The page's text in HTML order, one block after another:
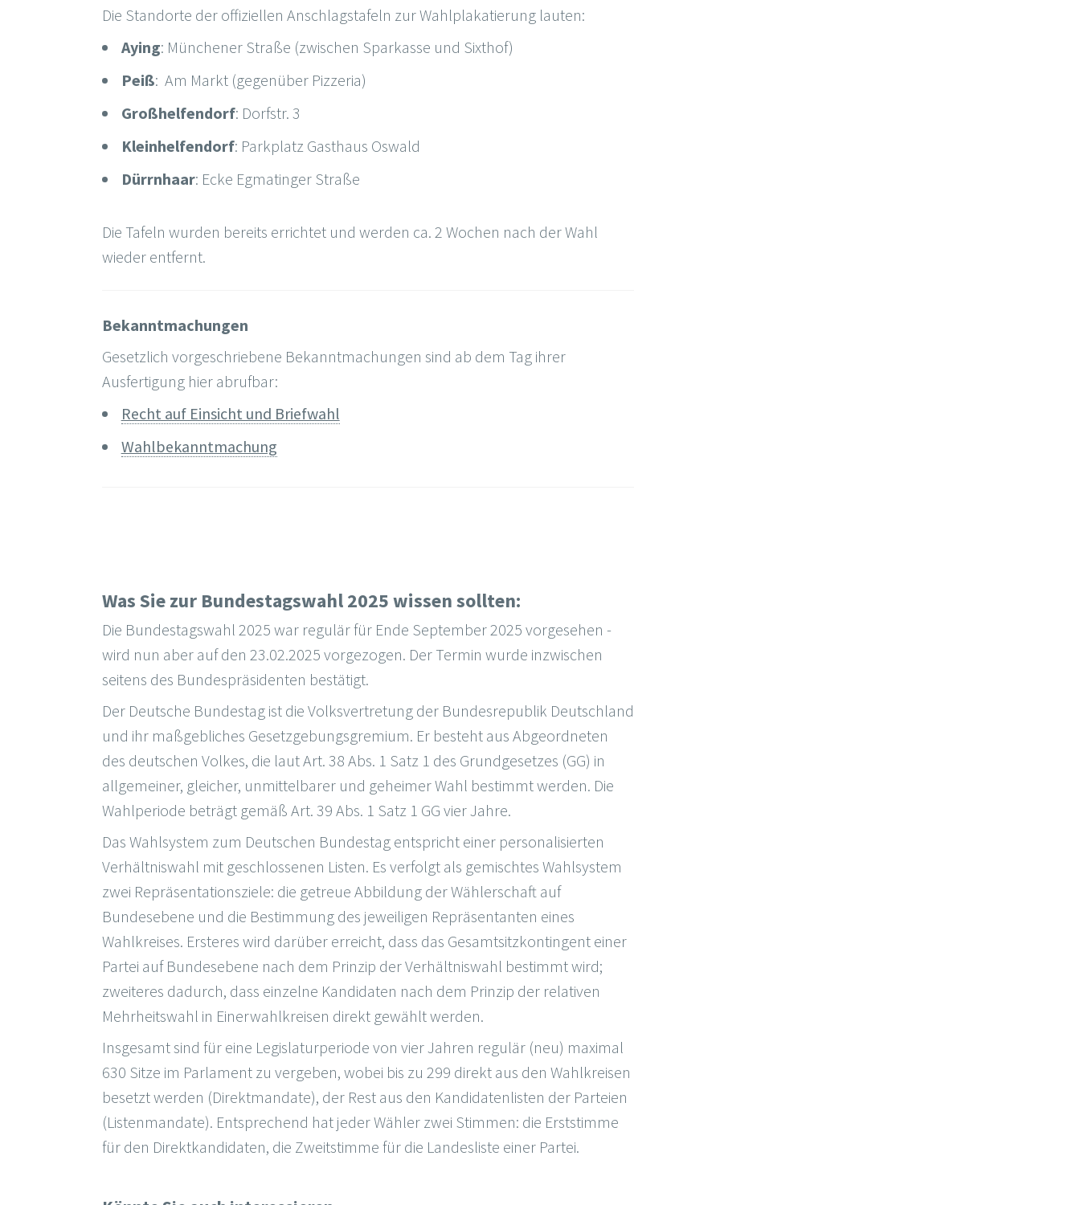
Die Standorte der offiziellen Anschlagstafeln zur Wahlplakatierung lauten:
Aying: Münchener Straße (zwischen Sparkasse und Sixthof)
Peiß: Am Markt (gegenüber Pizzeria)
Großhelfendorf: Dorfstr. 3
Kleinhelfendorf: Parkplatz Gasthaus Oswald
Dürrnhaar: Ecke Egmatinger Straße
Die Tafeln wurden bereits errichtet und werden ca. 2 Wochen nach der Wahl
wieder entfernt.
Bekanntmachungen
Gesetzlich vorgeschriebene Bekanntmachungen sind ab dem Tag ihrer
Ausfertigung hier abrufbar:
Recht auf Einsicht und Briefwahl
Wahlbekanntmachung
Was Sie zur Bundestagswahl 2025 wissen sollten:
Die Bundestagswahl 2025 war regulär für Ende September 2025 vorgesehen -
wird nun aber auf den 23.02.2025 vorgezogen. Der Termin wurde inzwischen
seitens des Bundespräsidenten bestätigt.
Der Deutsche Bundestag ist die Volksvertretung der Bundesrepublik Deutschland
und ihr maßgebliches Gesetzgebungsgremium. Er besteht aus Abgeordneten
des deutschen Volkes, die laut Art. 38 Abs. 1 Satz 1 des Grundgesetzes (GG) in
allgemeiner, gleicher, unmittelbarer und geheimer Wahl bestimmt werden. Die
Wahlperiode beträgt gemäß Art. 39 Abs. 1 Satz 1 GG vier Jahre.
Das Wahlsystem zum Deutschen Bundestag entspricht einer personalisierten
Verhältniswahl mit geschlossenen Listen. Es verfolgt als gemischtes Wahlsystem
zwei Repräsentationsziele: die getreue Abbildung der Wählerschaft auf
Bundesebene und die Bestimmung des jeweiligen Repräsentanten eines
Wahlkreises. Ersteres wird darüber erreicht, dass das Gesamtsitzkontingent einer
Partei auf Bundesebene nach dem Prinzip der Verhältniswahl bestimmt wird;
zweiteres dadurch, dass einzelne Kandidaten nach dem Prinzip der relativen
Mehrheitswahl in Einerwahlkreisen direkt gewählt werden.
Insgesamt sind für eine Legislaturperiode von vier Jahren regulär (neu) maximal
630 Sitze im Parlament zu vergeben, wobei bis zu 299 direkt aus den Wahlkreisen
besetzt werden (Direktmandate), der Rest aus den Kandidatenlisten der Parteien
(Listenmandate). Entsprechend hat jeder Wähler zwei Stimmen: die Erststimme
für den Direktkandidaten, die Zweitstimme für die Landesliste einer Partei.